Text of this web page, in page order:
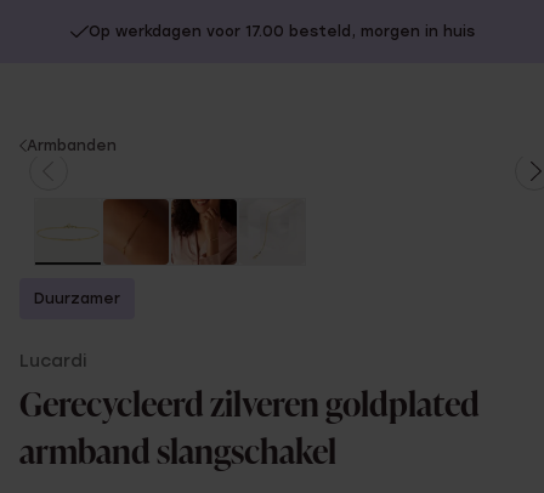
Op werkdagen voor 17.00 besteld, morgen in huis
You
Armbanden
Duurzamer
Lucardi
Gerecycleerd zilveren goldplated
armband slangschakel